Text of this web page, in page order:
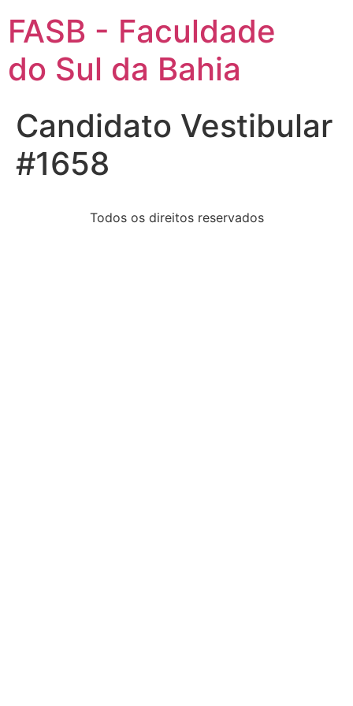
FASB - Faculdade
do Sul da Bahia
Candidato Vestibular
#1658
Todos os direitos reservados